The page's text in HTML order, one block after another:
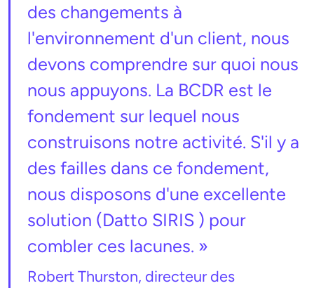
des changements à
l'environnement d'un client, nous
devons comprendre sur quoi nous
nous appuyons. La BCDR est le
fondement sur lequel nous
construisons notre activité. S'il y a
des failles dans ce fondement,
nous disposons d'une excellente
solution (Datto SIRIS ) pour
combler ces lacunes. »
Robert Thurston, directeur des